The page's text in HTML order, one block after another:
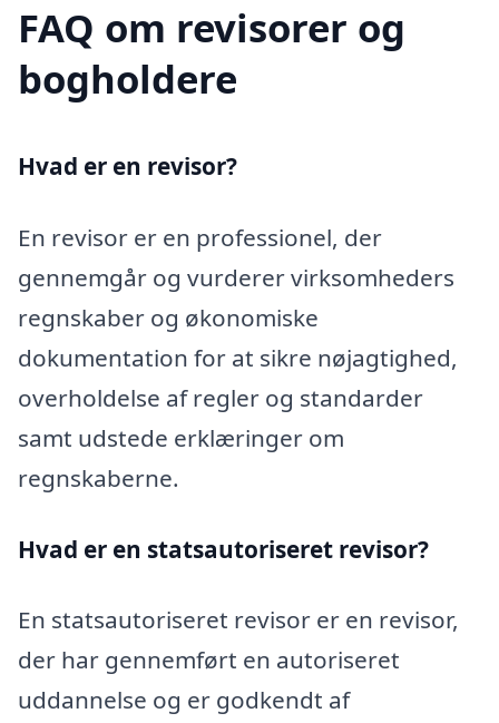
FAQ om revisorer og
bogholdere
Hvad er en revisor?
En revisor er en professionel, der
gennemgår og vurderer virksomheders
regnskaber og økonomiske
dokumentation for at sikre nøjagtighed,
overholdelse af regler og standarder
samt udstede erklæringer om
regnskaberne.
Hvad er en statsautoriseret revisor?
En statsautoriseret revisor er en revisor,
der har gennemført en autoriseret
uddannelse og er godkendt af